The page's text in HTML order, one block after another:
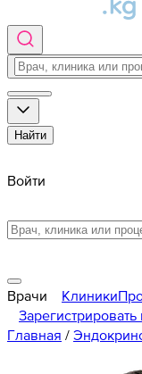
Найти
Войти
Врачи Клиники
Главная /